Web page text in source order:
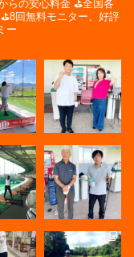
らの安心料金 ⛳️全国各
⛳️8回無料モニター、好評
ー